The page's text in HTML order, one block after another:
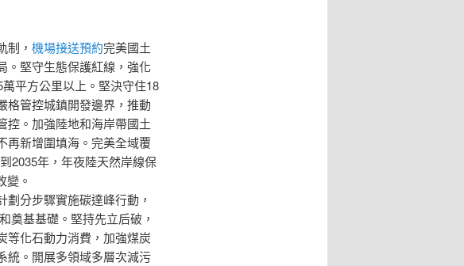
制， 機場接送預約完美國土
。堅守生態保護紅線，強化
平方公里以上。堅決守住18
格管控城鎮開發邊界，推動
控。加強陸地和海岸帶國土
再新增圍填海。完美全域覆
2035年，年夜陸天然岸線保
變。
劃分步驟實施碳達峰行動，
奠基基礎。堅持先立后破，
等化石動力消費，加強煤炭
統。開展多領域多層次減污